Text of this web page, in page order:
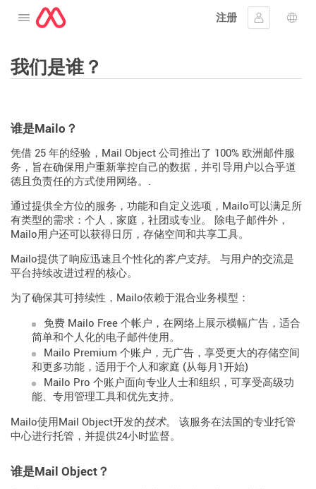
打开菜单
注册
登入 语言
我们是谁？
谁是Mailo？
凭借 25 年的经验，Mail Object 公司推出了 100% 欧洲邮件服
务，旨在确保用户重新掌控自己的数据，并引导用户以合乎道
德且负责任的方式使用网络。.
通过提供全方位的服务，功能和自定义选项，Mailo可以满足所
有类型的需求：个人，家庭，社团或专业。 除电子邮件外，
Mailo用户还可以获得日历，存储空间和共享工具。
Mailo提供了响应迅速且个性化的客户支持。 与用户的交流是
平台持续改进过程的核心。
为了确保其可持续性，Mailo依赖于混合业务模型：
免费 Mailo Free 个帐户，在网络上展示横幅广告，适合
简单和个人化的电子邮件使用。
Mailo Premium 个账户，无广告，享受更大的存储空间
和更多功能，适用于个人和家庭 (从每月1开始)
Mailo Pro 个账户面向专业人士和组织，可享受高级功
能、专用管理工具和优先支持。
Mailo使用Mail Object开发的技术。 该服务在法国的专业托管
中心进行托管，并提供24小时监督。
谁是Mail Object？